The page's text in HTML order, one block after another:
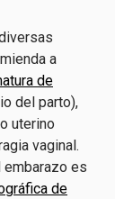
a
de
del parto),
uterino
vaginal.
embarazo es
de